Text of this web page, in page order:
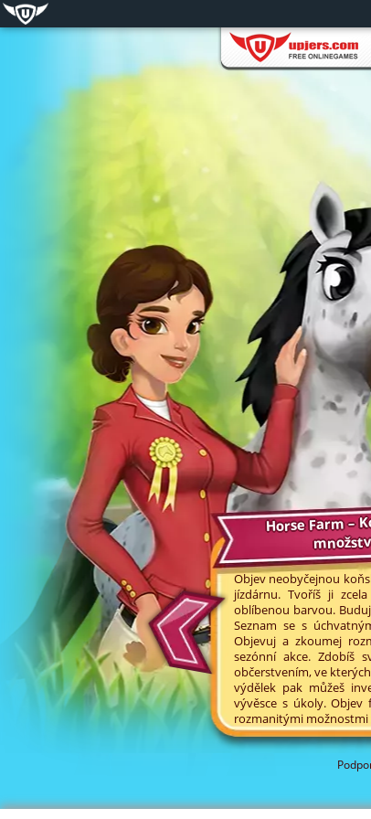
Horse Farm –
Objev neobyčejnou
jízdárnu. Tvoříš ji
oblíbenou barvou.
Seznam se s
Objevuj a zkoumej
sezónní akce. Zdobíš
občerstvením, ve
výdělek pak můžeš
vývěsce s úkoly. Objev
rozmanitými